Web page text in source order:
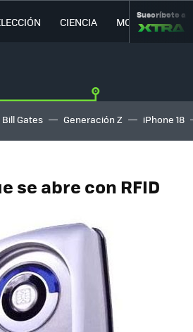
CIENCIA MOVILIDAD
Suscríbete a
Bill Gates Generación Z iPhone 18
se abre con RFID